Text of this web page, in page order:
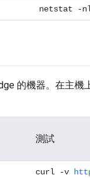
netstat -
的機器。在主機
測試
curl -v